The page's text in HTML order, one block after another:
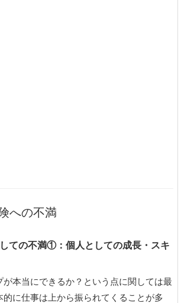
への不満
ての不満①：個人としての成長・スキ
が本当にできるか？という点に関しては最
的に仕事は上から振られてくることが多